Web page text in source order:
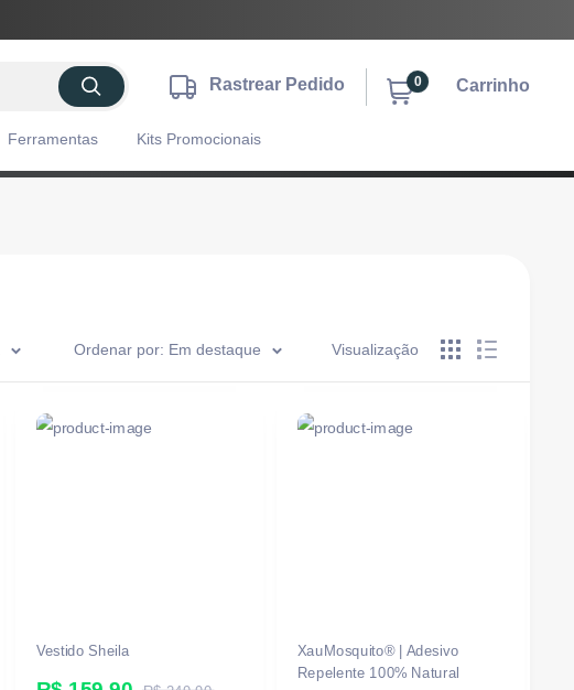
Rastrear Pedido 0 Carrinho
Ferramentas Kits Promocionais
Ordenar por: Em destaque Visualização
Vestido Sheila
XauMosquito® | Adesivo
Repelente 100% Natural